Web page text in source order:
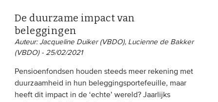
De duurzame impact van
beleggingen
Auteur: Jacqueline Duiker (VBDO), Lucienne de Bakker
(VBDO) - 25/02/2021
Pensioenfondsen houden steeds meer rekening met
duurzaamheid in hun beleggingsportefeuille, maar
heeft dit impact in de ‘echte’ wereld? Jaarlijks